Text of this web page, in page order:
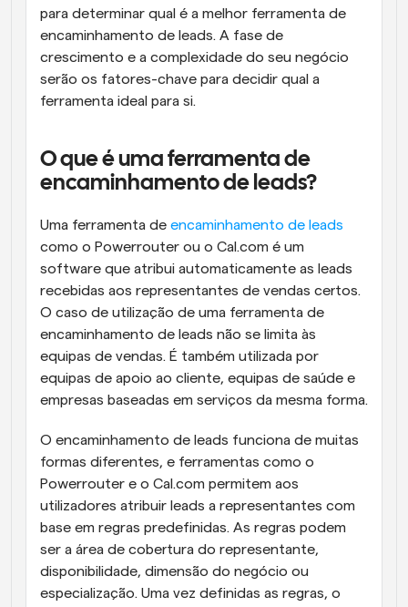
para determinar qual é a melhor ferramenta de
encaminhamento de leads. A fase de
crescimento e a complexidade do seu negócio
serão os fatores-chave para decidir qual a
ferramenta ideal para si.
O que é uma ferramenta de
encaminhamento de leads?
Uma ferramenta de encaminhamento de leads
como o Powerrouter ou o Cal.com é um
software que atribui automaticamente as leads
recebidas aos representantes de vendas certos.
O caso de utilização de uma ferramenta de
encaminhamento de leads não se limita às
equipas de vendas. É também utilizada por
equipas de apoio ao cliente, equipas de saúde e
empresas baseadas em serviços da mesma forma.
O encaminhamento de leads funciona de muitas
formas diferentes, e ferramentas como o
Powerrouter e o Cal.com permitem aos
utilizadores atribuir leads a representantes com
base em regras predefinidas. As regras podem
ser a área de cobertura do representante,
disponibilidade, dimensão do negócio ou
especialização. Uma vez definidas as regras, o